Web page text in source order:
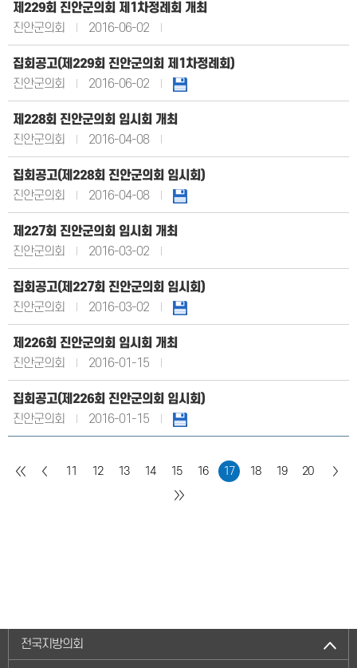
제229회 진안군의회 제1차정례회 개최
진안군의회
2016-06-02
집회공고(제229회 진안군의회 제1차정례회)
진안군의회
2016-06-02
제228회 진안군의회 임시회 개최
진안군의회
2016-04-08
집회공고(제228회 진안군의회 임시회)
진안군의회
2016-04-08
제227회 진안군의회 임시회 개최
진안군의회
2016-03-02
집회공고(제227회 진안군의회 임시회)
진안군의회
2016-03-02
제226회 진안군의회 임시회 개최
진안군의회
2016-01-15
집회공고(제226회 진안군의회 임시회)
진안군의회
2016-01-15
11 12 13 14 15 16 17 18 19 20
전국지방의회